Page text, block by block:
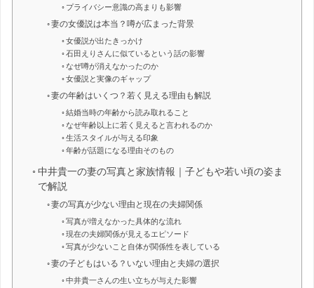
プライバシー意識の高まりも影響
妻の女優説は本当？噂が広まった背景
女優説が出たきっかけ
石田えりさんに似ているという話の影響
なぜ噂が消えなかったのか
女優説と実像のギャップ
妻の年齢はいくつ？若く見える理由も解説
結婚当時の年齢から読み取れること
なぜ年齢以上に若く見えると言われるのか
生活スタイルが与える印象
年齢が話題になる理由そのもの
中井貴一の妻の写真と家族情報｜子どもや若い頃の姿ま
で解説
妻の写真が少ない理由と現在の夫婦関係
写真が増えなかった具体的な流れ
現在の夫婦関係が見えるエピソード
写真が少ないこと自体が関係性を表している
妻の子どもはいる？いない理由と夫婦の選択
中井貴一さんの生い立ちが与えた影響